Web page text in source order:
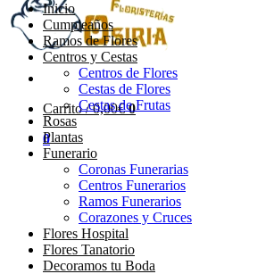
Carrito /0,00€ 0
0
Inicio
Cumpleaños
Ramos de Flores
Centros y Cestas
Centros de Flores
Cestas de Flores
Cestas de Frutas
Rosas
Plantas
Funerario
Coronas Funerarias
Centros Funerarios
Ramos Funerarios
Corazones y Cruces
Flores Hospital
Flores Tanatorio
Decoramos tu Boda